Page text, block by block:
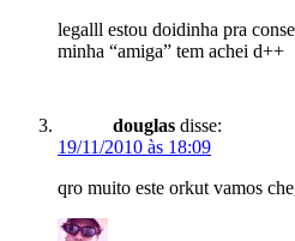
legalll estou doidinha pra
minha “amiga” tem achei d++
douglas disse:
19/11/2010 às 18:09
qro muito este orkut vamos